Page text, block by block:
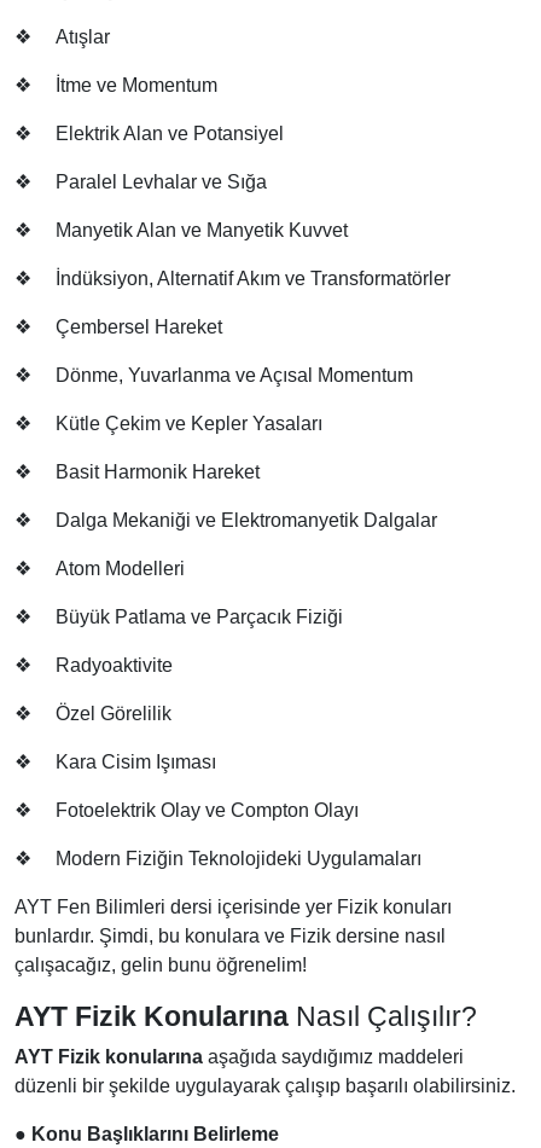
❖ Atışlar
❖ İtme ve Momentum
❖ Elektrik Alan ve Potansiyel
❖ Paralel Levhalar ve Sığa
❖ Manyetik Alan ve Manyetik Kuvvet
❖ İndüksiyon, Alternatif Akım ve Transformatörler
❖ Çembersel Hareket
❖ Dönme, Yuvarlanma ve Açısal Momentum
❖ Kütle Çekim ve Kepler Yasaları
❖ Basit Harmonik Hareket
❖ Dalga Mekaniği ve Elektromanyetik Dalgalar
❖ Atom Modelleri
❖ Büyük Patlama ve Parçacık Fiziği
❖ Radyoaktivite
❖ Özel Görelilik
❖ Kara Cisim Işıması
❖ Fotoelektrik Olay ve Compton Olayı
❖ Modern Fiziğin Teknolojideki Uygulamaları
AYT Fen Bilimleri dersi içerisinde yer Fizik konuları
bunlardır. Şimdi, bu konulara ve Fizik dersine nasıl
çalışacağız, gelin bunu öğrenelim!
AYT Fizik Konularına Nasıl Çalışılır?
AYT Fizik konularına aşağıda saydığımız maddeleri
düzenli bir şekilde uygulayarak çalışıp başarılı olabilirsiniz.
● Konu Başlıklarını Belirleme